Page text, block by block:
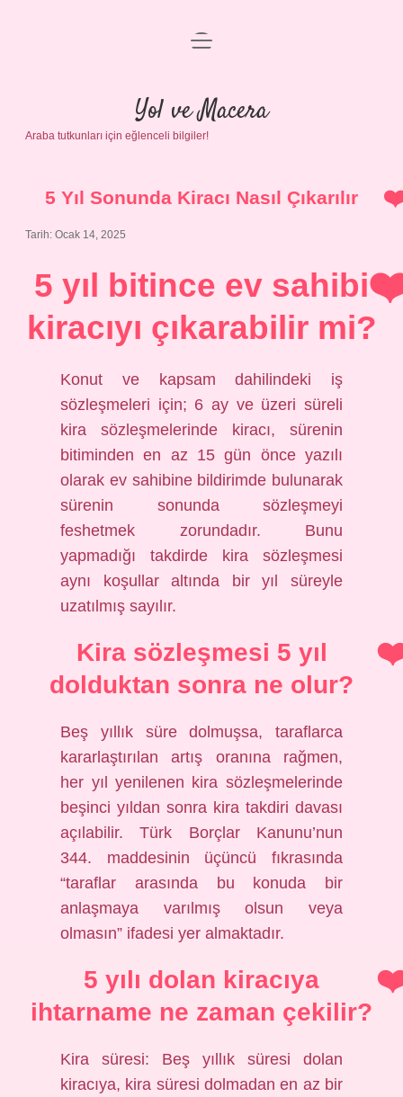
Anasayfa
Gizlilik Politikası
Yasal Uyarı
menüyü
Yol ve Macera
Araba tutkunları için eğlenceli bilgiler!
5 Yıl Sonunda Kiracı Nasıl Çıkarılır
Tarih: Ocak 14, 2025
5 yıl bitince ev sahibi
kiracıyı çıkarabilir mi?
Konut ve kapsam dahilindeki iş
sözleşmeleri için; 6 ay ve üzeri süreli
kira sözleşmelerinde kiracı, sürenin
bitiminden en az 15 gün önce yazılı
olarak ev sahibine bildirimde bulunarak
sürenin sonunda sözleşmeyi
feshetmek zorundadır. Bunu
yapmadığı takdirde kira sözleşmesi
aynı koşullar altında bir yıl süreyle
uzatılmış sayılır.
Kira sözleşmesi 5 yıl
dolduktan sonra ne olur?
Beş yıllık süre dolmuşsa, taraflarca
kararlaştırılan artış oranına rağmen,
her yıl yenilenen kira sözleşmelerinde
beşinci yıldan sonra kira takdiri davası
açılabilir. Türk Borçlar Kanunu’nun
344. maddesinin üçüncü fıkrasında
“taraflar arasında bu konuda bir
anlaşmaya varılmış olsun veya
olmasın” ifadesi yer almaktadır.
5 yılı dolan kiracıya
ihtarname ne zaman çekilir?
Kira süresi: Beş yıllık süresi dolan
kiracıya, kira süresi dolmadan en az bir